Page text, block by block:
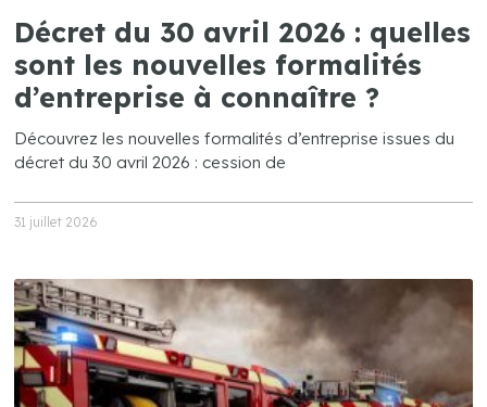
Décret du 30 avril 2026 : quelles
sont les nouvelles formalités
d’entreprise à connaître ?
Découvrez les nouvelles formalités d’entreprise issues du
décret du 30 avril 2026 : cession de
31 juillet 2026